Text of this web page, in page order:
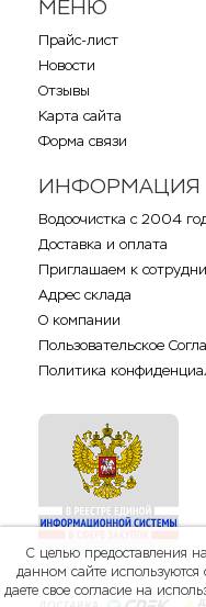
МЕНЮ
Прайс-лист
Новости
Отзывы
Карта сайта
Форма связи
ИНФОРМАЦИЯ
Водоочистка с 2004
Доставка и оплата
Приглашаем к
Адрес склада
О компании
Пользовательское
Политика
С целью предоставления
данном сайте
даете свое согласие на